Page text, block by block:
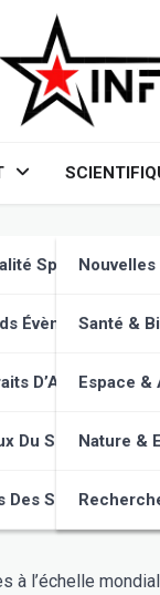
Sportive
Évènements
D’Athlètes
Du Sport
Des Supporters
Santé &
Espace &
Nature &
les
avenir.
examinant ses
de la
de cette
à l’échelle